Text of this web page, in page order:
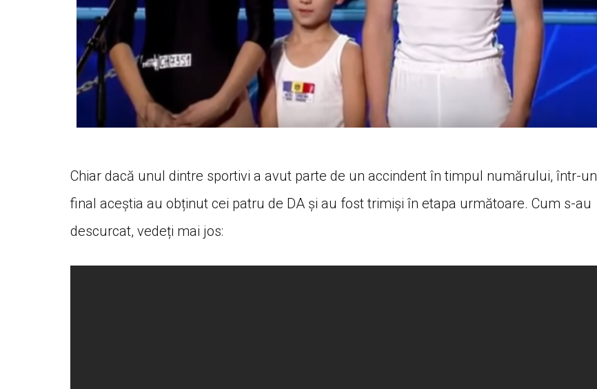
Chiar dacă unul dintre sportivi a avut parte de un accindent în timpul numărului, într-un
final aceștia au obținut cei patru de DA și au fost trimiși în etapa următoare. Cum s-au
descurcat, vedeți mai jos: